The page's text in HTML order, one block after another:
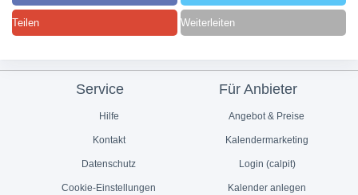
Teilen Weiterleiten
Service
Hilfe
Kontakt
Datenschutz
Cookie-Einstellungen
Für Anbieter
Angebot & Preise
Kalendermarketing
Login (calpit)
Kalender anlegen